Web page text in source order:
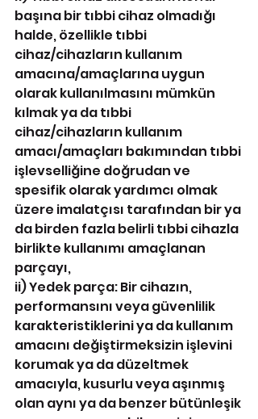
başına bir tıbbi cihaz olmadığı
halde, özellikle tıbbi
cihaz/cihazların kullanım
amacına/amaçlarına uygun
olarak kullanılmasını mümkün
kılmak ya da tıbbi
cihaz/cihazların kullanım
amacı/amaçları bakımından tıbbi
işlevselliğine doğrudan ve
spesifik olarak yardımcı olmak
üzere imalatçısı tarafından bir ya
da birden fazla belirli tıbbi cihazla
birlikte kullanımı amaçlanan
parçayı,
ii) Yedek parça: Bir cihazın,
performansını veya güvenlilik
karakteristiklerini ya da kullanım
amacını değiştirmeksizin işlevini
korumak ya da düzeltmek
amacıyla, kusurlu veya aşınmış
olan aynı ya da benzer bütünleşik